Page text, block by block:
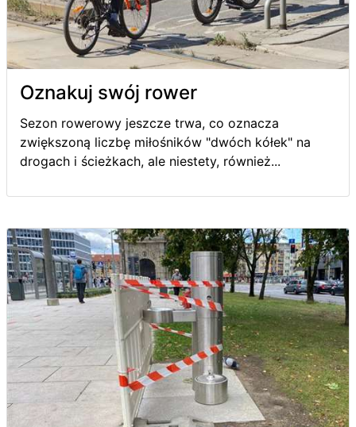
Oznakuj swój rower
Sezon rowerowy jeszcze trwa, co oznacza
zwiększoną liczbę miłośników "dwóch kółek" na
drogach i ścieżkach, ale niestety, również...